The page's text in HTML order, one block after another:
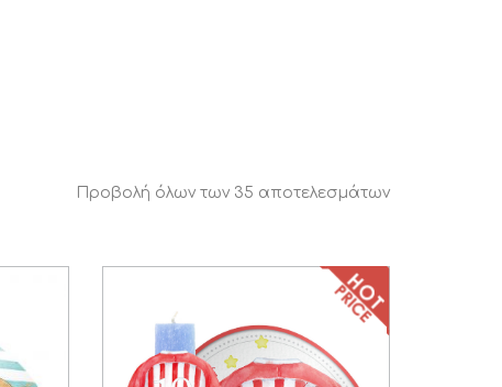
Προβολή όλων των 35 αποτελεσμάτων